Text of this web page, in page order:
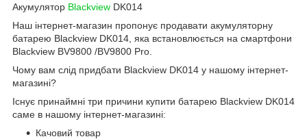
Акумулятор Blackview DK014
Наш інтернет-магазин пропонує продавати акумуляторну
батарею Blackview DK014, яка встановлюється на смартфони
Blackview BV9800 /BV9800 Pro.
Чому вам слід придбати Blackview DK014 у нашому інтернет-
магазині?
Існує принаймні три причини купити батарею Blackview DK014
саме в нашому інтернет-магазині:
Качовий товар